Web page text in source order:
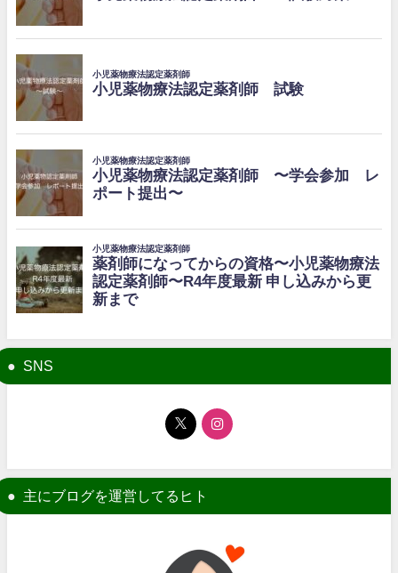
SNS
主にブログを運営してるヒト